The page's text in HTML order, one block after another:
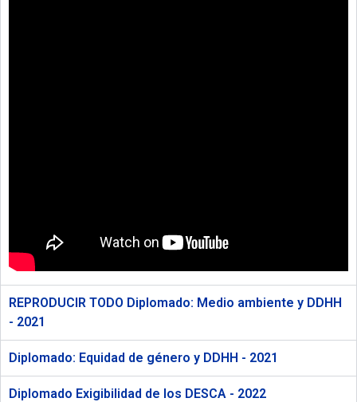
REPRODUCIR TODO Diplomado: Medio ambiente y DDHH
- 2021
Diplomado: Equidad de género y DDHH - 2021
Diplomado Exigibilidad de los DESCA - 2022